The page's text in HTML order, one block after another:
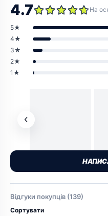
4.7 На
5★
4★
3★
2★
1★
Відгуки покупців (139)
Сортувати